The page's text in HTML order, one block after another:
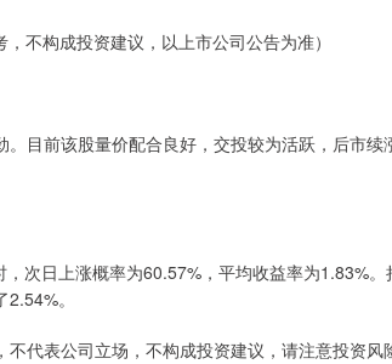
不构成投资建议，以上市公司公告为准）
目前该股量价配合良好，交投较为活跃，后市续
次日上涨概率为60.57%，平均收益率为1.83%
。
代表公司立场，不构成投资建议，请注意投资风